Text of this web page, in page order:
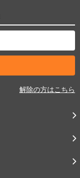
解除の方はこちら